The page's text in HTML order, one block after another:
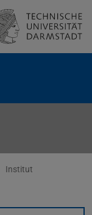
Institut